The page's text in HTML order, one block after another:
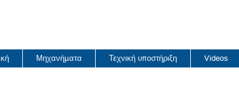
Μηχανήματα Τεχνική υποστήριξη Videos